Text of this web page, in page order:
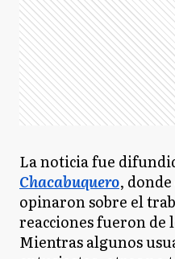
La noticia fue
Chacabuquero,
opinaron sobre el
reacciones fueron de
Mientras algunos